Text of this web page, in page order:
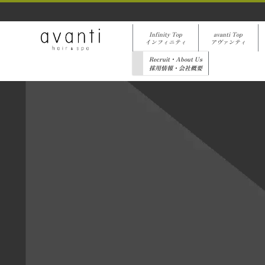
Infinity Top
インフィニティ
avanti Top
アヴァンティ
Recruit・About Us
採用情報・会社概要